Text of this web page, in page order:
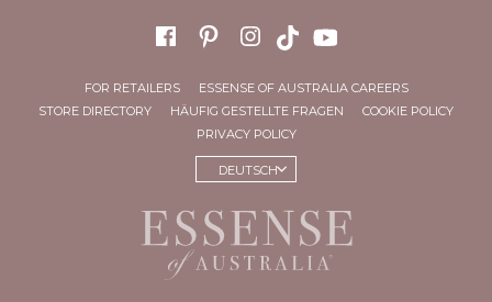
FOR RETAILERS
ESSENSE OF AUSTRALIA CAREERS
STORE DIRECTORY
HÄUFIG GESTELLTE FRAGEN
COOKIE POLICY
PRIVACY POLICY
DEUTSCH